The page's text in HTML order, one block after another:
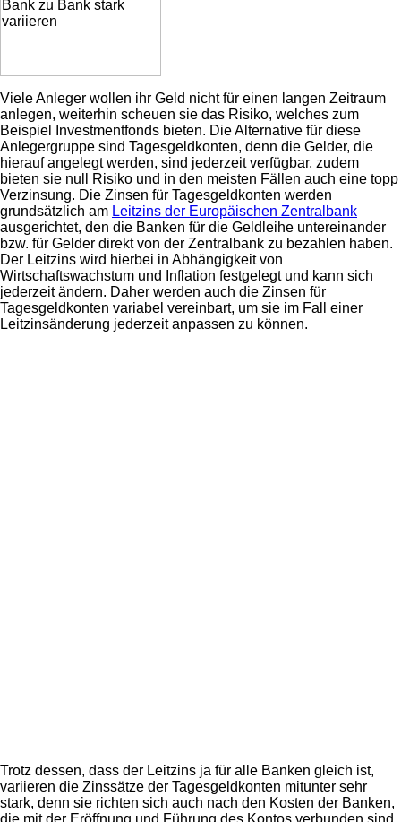
Viele Anleger wollen ihr Geld nicht für einen langen Zeitraum
anlegen, weiterhin scheuen sie das Risiko, welches zum
Beispiel Investmentfonds bieten. Die Alternative für diese
Anlegergruppe sind Tagesgeldkonten, denn die Gelder, die
hierauf angelegt werden, sind jederzeit verfügbar, zudem
bieten sie null Risiko und in den meisten Fällen auch eine topp
Verzinsung. Die Zinsen für Tagesgeldkonten werden
grundsätzlich am Leitzins der Europäischen Zentralbank
ausgerichtet, den die Banken für die Geldleihe untereinander
bzw. für Gelder direkt von der Zentralbank zu bezahlen haben.
Der Leitzins wird hierbei in Abhängigkeit von
Wirtschaftswachstum und Inflation festgelegt und kann sich
jederzeit ändern. Daher werden auch die Zinsen für
Tagesgeldkonten variabel vereinbart, um sie im Fall einer
Leitzinsänderung jederzeit anpassen zu können.
Trotz dessen, dass der Leitzins ja für alle Banken gleich ist,
variieren die Zinssätze der Tagesgeldkonten mitunter sehr
stark, denn sie richten sich auch nach den Kosten der Banken,
die mit der Eröffnung und Führung des Kontos verbunden sind.